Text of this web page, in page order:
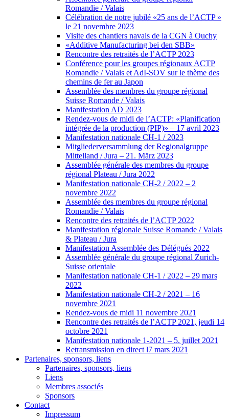
Romandie / Valais
Célébration de notre jubilé «25 ans de l’ACTP »
le 21 novembre 2023
Visite des chantiers navals de la CGN à Ouchy
«Additive Manufacturing bei den SBB»
Rencontre des retraités de l’ACTP 2023
Conférence pour les groupes régionaux ACTP
Romandie / Valais et AdI-SOV sur le thème des
chemins de fer au Japon
Assemblée des membres du groupe régional
Suisse Romande / Valais
Manifestation AD 2023
Rendez-vous de midi de l’ACTP: «Planification
intégrée de la production (PIP)» – 17 avril 2023
Manifestation nationale CH-1 / 2023
Mitgliederversammlung der Regionalgruppe
Mittelland / Jura – 21. März 2023
Assemblée générale des membres du groupe
régional Plateau / Jura 2022
Manifestation nationale CH-2 / 2022 – 2
novembre 2022
Assemblée des membres du groupe régional
Romandie / Valais
Rencontre des retraités de l’ACTP 2022
Manifestation régionale Suisse Romande / Valais
& Plateau / Jura
Manifestation Assemblée des Délégués 2022
Assemblée générale du groupe régional Zurich-
Suisse orientale
Manifestation nationale CH-1 / 2022 – 29 mars
2022
Manifestation nationale CH-2 / 2021 – 16
novembre 2021
Rendez-vous de midi 11 novembre 2021
Rencontre des retraités de l’ACTP 2021, jeudi 14
octobre 2021
Manifestation nationale 1-2021 – 5. juillet 2021
Retransmission en direct l7 mars 2021
Partenaires, sponsors, liens
Partenaires, sponsors, liens
Liens
Membres associés
Sponsors
Contact
Impressum